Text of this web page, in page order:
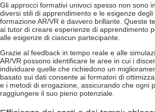
Gli approcci formativi univoci spesso non sono
diversi stili di apprendimento e le esigenze
formazione AR/VR è davvero brillante. Queste
ai tutor di creare esperienze di apprendimento
alle esigenze di ciascun partecipante.
Grazie al feedback in tempo reale e alle
AR/VR possono identificare le aree in cui i
individuare quelle che richiedono un
basato sui dati consente ai formatori di
e i metodi di erogazione, assicurando che ogni
raggiungere il suo pieno potenziale.